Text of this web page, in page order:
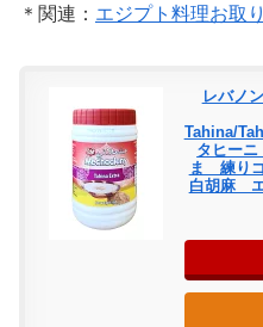
＊関連： エジプト料理お取
レバノ
Tahina/
タヒー
ま 練り
白胡麻